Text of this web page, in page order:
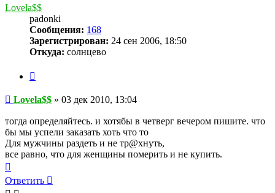
началу
Lovela$$
padonki
Сообщения: 168
Зарегистрирован: 24 сен 2006, 18:50
Откуда: солнцево
Сообщение
Lovela$$ » 03 дек 2010, 13:04
тогда определяйтесь. и хотябы в четверг вечером пишите. что
бы мы успели заказать хоть что то
Для мужчины раздеть и не тр@хнуть,
все равно, что для женщины померить и не купить.
к
началу
Ответить